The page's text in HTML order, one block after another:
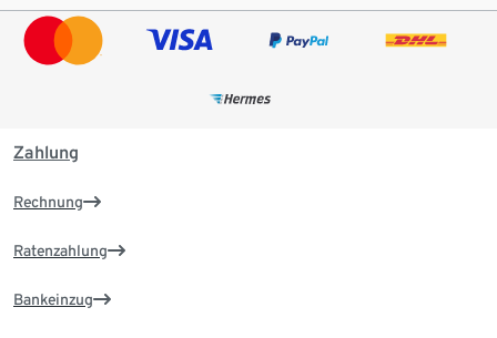
Zahlung
Rechnung
Ratenzahlung
Bankeinzug